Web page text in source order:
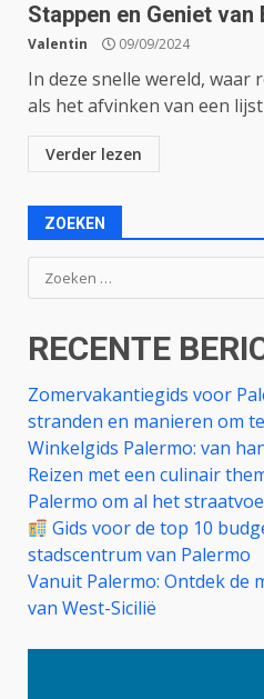
Stappen en Geniet van
Valentin 09/09/2024
In deze snelle wereld, waar
als het afvinken van een
Verder lezen
ZOEKEN
Zoeken
naar:
RECENTE
Zomervakantiegids voor
stranden en manieren om
Winkelgids Palermo: van
Reizen met een culinair
Palermo om al het
Gids voor de top 10
stadscentrum van Palermo
Vanuit Palermo: Ontdek de
van West-Sicilië